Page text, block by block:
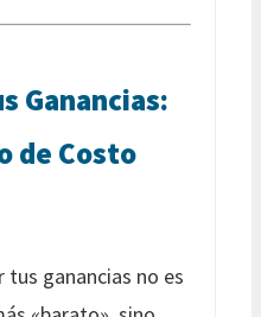
Ganancias:
de Costo
tus ganancias no es